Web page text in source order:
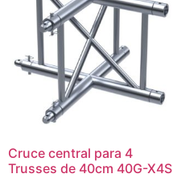
Cruce central para 4
Trusses de 40cm 40G-X4S